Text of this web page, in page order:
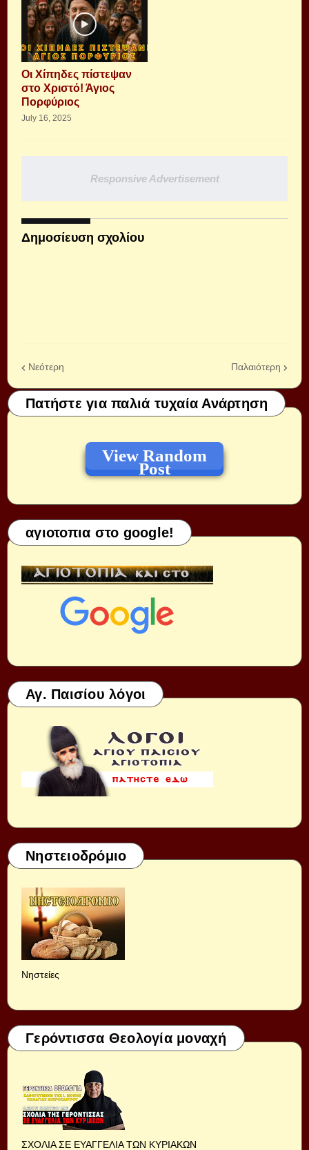
Οι Χίπηδες πίστεψαν
στο Χριστό! Άγιος
Πορφύριος
July 16, 2025
Responsive Advertisement
Δημοσίευση σχολίου
Νεότερη Παλαιότερη
Πατήστε για παλιά τυχαία Ανάρτηση
View Random
Post
αγιοτοπια στο google!
Αγ. Παισίου λόγοι
Νηστειοδρόμιο
Νηστείες
Γερόντισσα Θεολογία μοναχή
ΣΧΟΛΙΑ ΣΕ ΕΥΑΓΓΕΛΙΑ ΤΩΝ ΚΥΡΙΑΚΩΝ